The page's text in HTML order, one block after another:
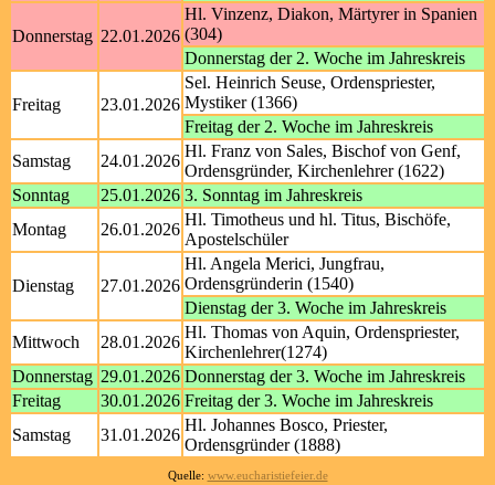
Donnerstag 22.01.2026
Hl. Vinzenz, Diakon, Märtyrer in Spanien
(304)
Donnerstag der 2. Woche im Jahreskreis
Freitag 23.01.2026
Sel. Heinrich Seuse, Ordenspriester,
Mystiker (1366)
Freitag der 2. Woche im Jahreskreis
Samstag
24.01.2026
Hl. Franz von Sales, Bischof von Genf,
Ordensgründer, Kirchenlehrer (1622)
Sonntag
25.01.2026 3. Sonntag im Jahreskreis
Montag
26.01.2026
Hl. Timotheus und hl. Titus, Bischöfe,
Apostelschüler
Dienstag 27.01.2026
Hl. Angela Merici, Jungfrau,
Ordensgründerin (1540)
Dienstag der 3. Woche im Jahreskreis
Mittwoch
28.01.2026
Hl. Thomas von Aquin, Ordenspriester,
Kirchenlehrer(1274)
Donnerstag 29.01.2026 Donnerstag der 3. Woche im Jahreskreis
Freitag
30.01.2026 Freitag der 3. Woche im Jahreskreis
Samstag
31.01.2026
Hl. Johannes Bosco, Priester,
Ordensgründer (1888)
Quelle: www.eucharistiefeier.de